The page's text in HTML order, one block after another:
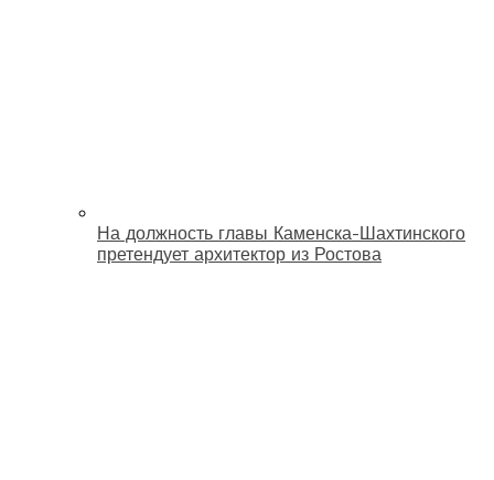
На должность главы Каменска-Шахтинского
претендует архитектор из Ростова